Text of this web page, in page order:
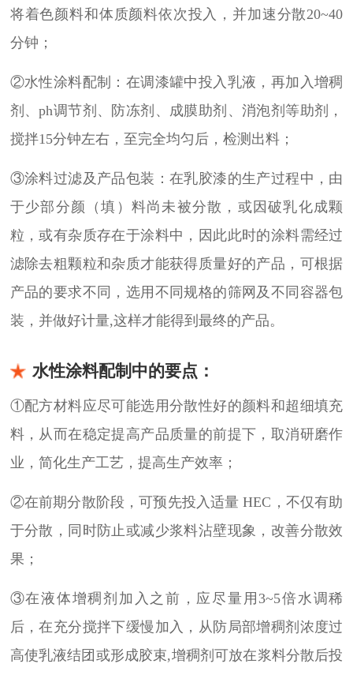
将着色颜料和体质颜料依次投入，并加速分散20~40
分钟；
②水性涂料配制：在调漆罐中投入乳液，再加入增稠
剂、ph调节剂、防冻剂、成膜助剂、消泡剂等助剂，
搅拌15分钟左右，至完全均匀后，检测出料；
③涂料过滤及产品包装：在乳胶漆的生产过程中，由
于少部分颜（填）料尚未被分散，或因破乳化成颗
粒，或有杂质存在于涂料中，因此此时的涂料需经过
滤除去粗颗粒和杂质才能获得质量好的产品，可根据
产品的要求不同，选用不同规格的筛网及不同容器包
装，并做好计量,这样才能得到最终的产品。
水性涂料配制中的要点：
①配方材料应尽可能选用分散性好的颜料和超细填充
料，从而在稳定提高产品质量的前提下，取消研磨作
业，简化生产工艺，提高生产效率；
②在前期分散阶段，可预先投入适量 HEC，不仅有助
于分散，同时防止或减少浆料沾壁现象，改善分散效
果；
③在液体增稠剂加入之前，应尽量用3~5倍水调稀
后，在充分搅拌下缓慢加入，从防局部增稠剂浓度过
高使乳液结团或形成胶束,增稠剂可放在浆料分散后投